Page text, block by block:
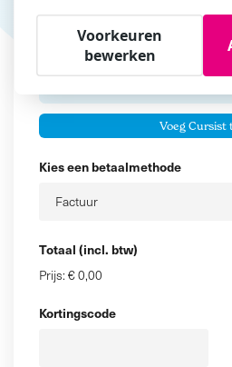
Cursisten
Voeg cursisten toe
Voornaam
Tussenvoegsel
Voeg Cursist
Kies een betaalmethode
Totaal (incl. btw)
Prijs: € 0,00
Kortingscode
Voorkeuren
bewerken